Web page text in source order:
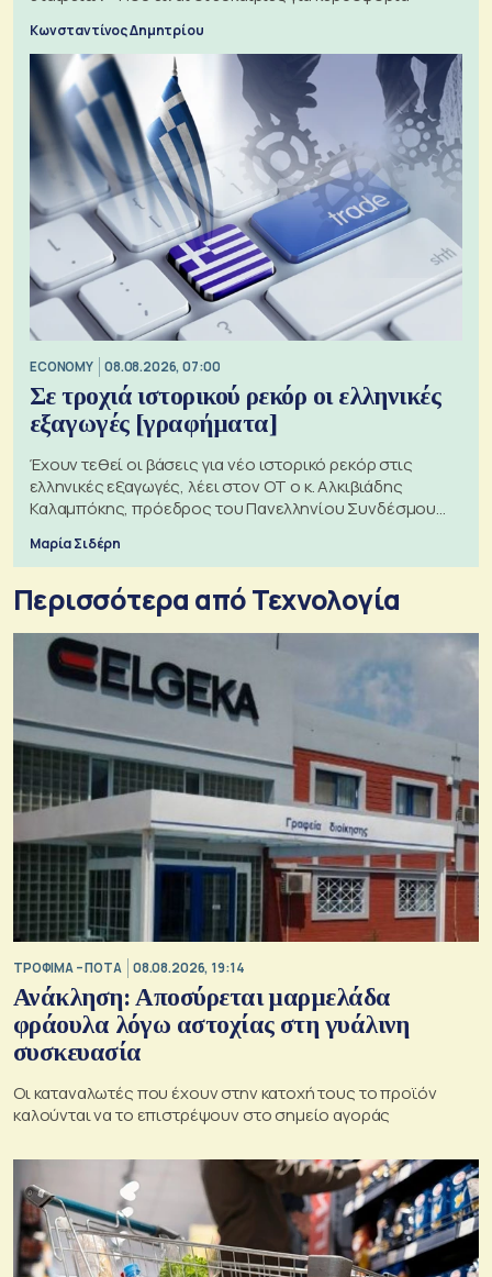
Κωνσταντίνος Δημητρίου
ECONOMY 08.08.2026, 07:00
Σε τροχιά ιστορικού ρεκόρ οι ελληνικές
εξαγωγές [γραφήματα]
Έχουν τεθεί οι βάσεις για νέο ιστορικό ρεκόρ στις
ελληνικές εξαγωγές, λέει στον ΟΤ ο κ. Αλκιβιάδης
Καλαμπόκης, πρόεδρος του Πανελληνίου Συνδέσμου
Μαρία Σιδέρη
Περισσότερα από Τεχνολογία
ΤΡΟΦΙΜΑ – ΠΟΤΑ 08.08.2026, 19:14
Ανάκληση: Αποσύρεται μαρμελάδα
φράουλα λόγω αστοχίας στη γυάλινη
συσκευασία
Οι καταναλωτές που έχουν στην κατοχή τους το προϊόν
καλούνται να το επιστρέψουν στο σημείο αγοράς